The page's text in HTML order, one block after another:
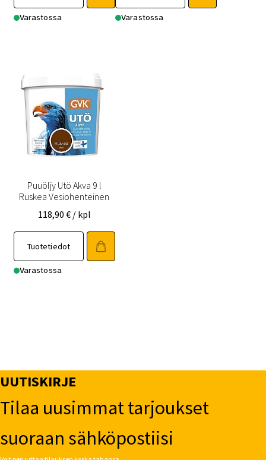
Varastossa Varastossa
Puuöljy Utö Akva 9 l
Ruskea Vesiohenteinen
118,90 € / kpl
Tuotetiedot
Varastossa
UUTISKIRJE
Tilaa uusimmat tarjoukset
suoraan sähköpostiisi